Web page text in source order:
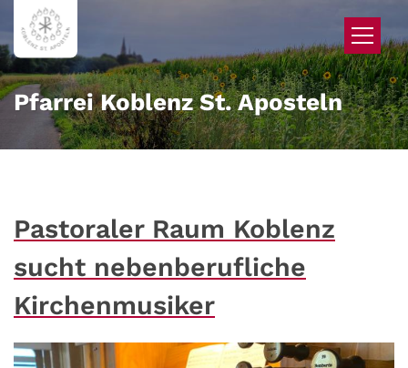
Zum Inhalt springen
Pfarrei Koblenz St. Aposteln
Pastoraler Raum Koblenz
sucht nebenberufliche
Kirchenmusiker